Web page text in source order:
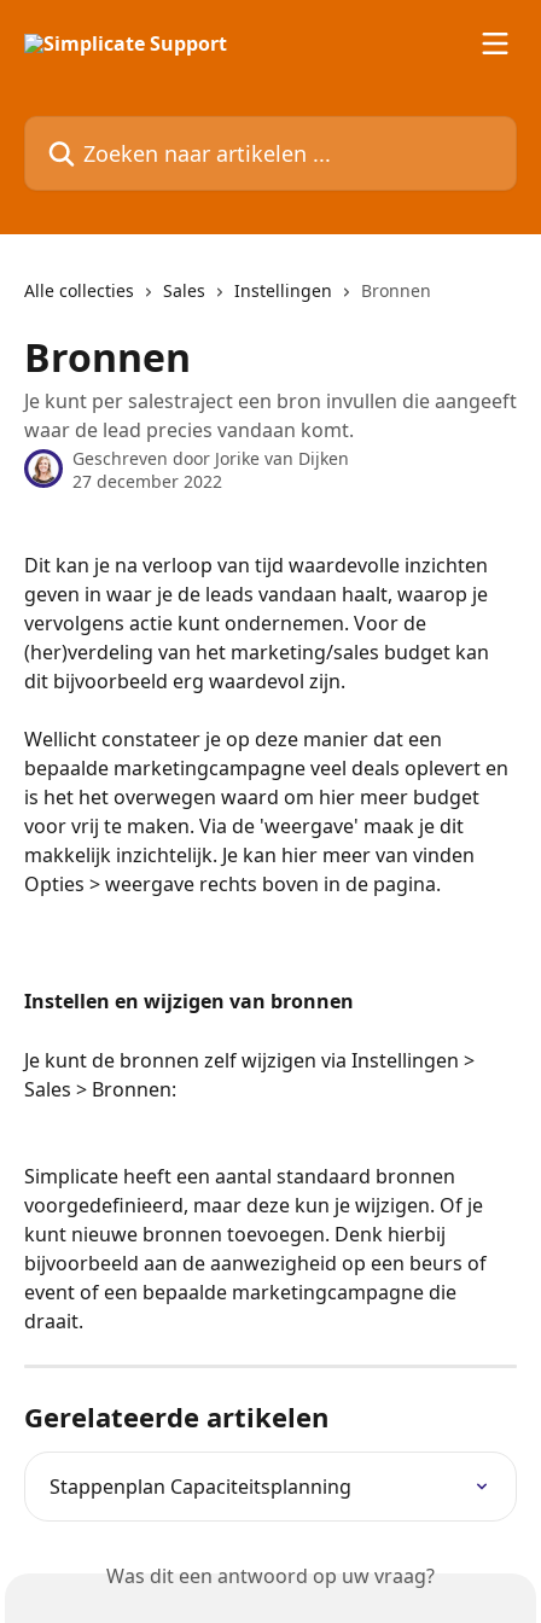
Zoeken naar artikelen ...
Alle collecties Sales Instellingen Bronnen
Bronnen
Je kunt per salestraject een bron invullen die aangeeft
waar de lead precies vandaan komt.
Geschreven door Jorike van Dijken
27 december 2022
Dit kan je na verloop van tijd waardevolle inzichten
geven in waar je de leads vandaan haalt, waarop je
vervolgens actie kunt ondernemen. Voor de
(her)verdeling van het marketing/sales budget kan
dit bijvoorbeeld erg waardevol zijn.
Wellicht constateer je op deze manier dat een
bepaalde marketingcampagne veel deals oplevert en
is het het overwegen waard om hier meer budget
voor vrij te maken. Via de 'weergave' maak je dit
makkelijk inzichtelijk. Je kan hier meer van vinden
Opties > weergave rechts boven in de pagina.
Instellen en wijzigen van bronnen
Je kunt de bronnen zelf wijzigen via Instellingen >
Sales > Bronnen:
Simplicate heeft een aantal standaard bronnen
voorgedefinieerd, maar deze kun je wijzigen. Of je
kunt nieuwe bronnen toevoegen. Denk hierbij
bijvoorbeeld aan de aanwezigheid op een beurs of
event of een bepaalde marketingcampagne die
draait.
Gerelateerde artikelen
Stappenplan Capaciteitsplanning
Was dit een antwoord op uw vraag?